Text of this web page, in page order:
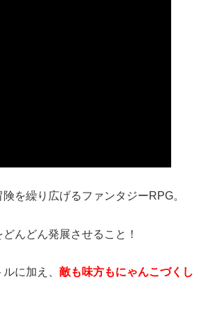
を繰り広げるファンタジーRPG。
んどん発展させること！
に加え、 敵も味方もにゃんこづくし